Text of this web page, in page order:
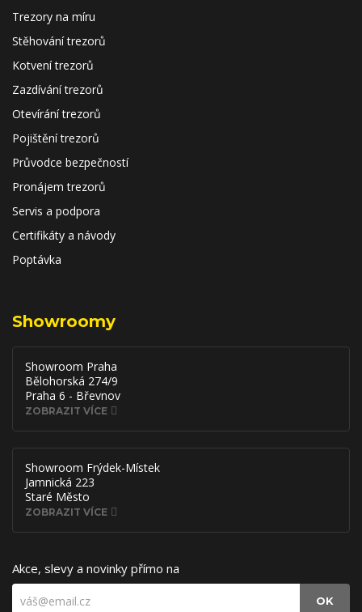
Trezory na míru
Stěhování trezorů
Kotvení trezorů
Zazdívání trezorů
Otevírání trezorů
Pojištění trezorů
Průvodce bezpečností
Pronájem trezorů
Servis a podpora
Certifikáty a návody
Poptávka
Showroomy
Showroom Praha
Bělohorská 274/9
Praha 6 - Břevnov
ZOBRAZIT VÍCE
Showroom Frýdek-Místek
Jamnická 223
Staré Město
ZOBRAZIT VÍCE
Akce, slevy a novinky přímo na
OK